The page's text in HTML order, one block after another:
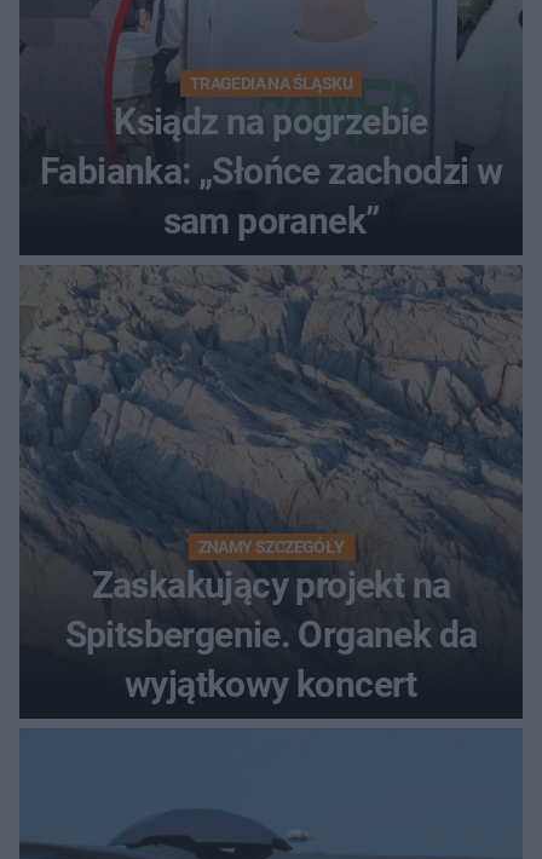
TRAGEDIA NA ŚLĄSKU
Ksiądz na pogrzebie
Fabianka: „Słońce zachodzi w
sam poranek”
ZNAMY SZCZEGÓŁY
Zaskakujący projekt na
Spitsbergenie. Organek da
wyjątkowy koncert